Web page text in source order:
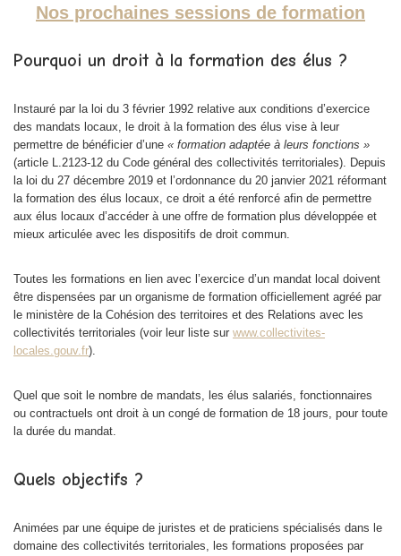
Nos prochaines sessions de formation
Pourquoi un droit à la formation des élus ?
Instauré par la loi du 3 février 1992 relative aux conditions d’exercice
des mandats locaux, le droit à la formation des élus vise à leur
permettre de bénéficier d’une « formation adaptée à leurs fonctions »
(article L.2123-12 du Code général des collectivités territoriales). Depuis
la loi du 27 décembre 2019 et l’ordonnance du 20 janvier 2021 réformant
la formation des élus locaux, ce droit a été renforcé afin de permettre
aux élus locaux d’accéder à une offre de formation plus développée et
mieux articulée avec les dispositifs de droit commun.
Toutes les formations en lien avec l’exercice d’un mandat local doivent
être dispensées par un organisme de formation officiellement agréé par
le ministère de la Cohésion des territoires et des Relations avec les
collectivités territoriales (voir leur liste sur www.collectivites-
locales.gouv.fr).
Quel que soit le nombre de mandats, les élus salariés, fonctionnaires
ou contractuels ont droit à un congé de formation de 18 jours, pour toute
la durée du mandat.
Quels objectifs ?
Animées par une équipe de juristes et de praticiens spécialisés dans le
domaine des collectivités territoriales, les formations proposées par